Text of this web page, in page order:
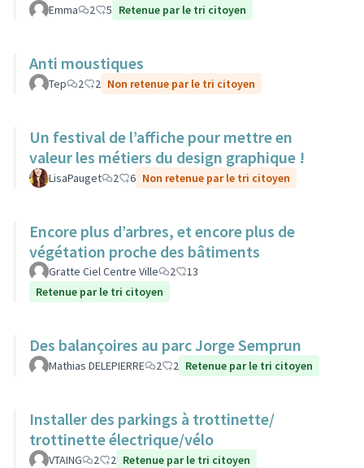
Emma 2 5 Retenue par le tri citoyen
Anti moustiques
Tep 2 2 Non retenue par le tri citoyen
Un festival de l’affiche pour mettre en
valeur les métiers du design graphique !
LisaPauget 2 6 Non retenue par le tri citoyen
Encore plus d’arbres, et encore plus de
végétation proche des bâtiments
Gratte Ciel Centre Ville 2
13
Retenue par le tri citoyen
Des balançoires au parc Jorge Semprun
Mathias DELEPIERRE 2 2 Retenue par le tri citoyen
Installer des parkings à trottinette/
trottinette électrique/vélo
VTAING 2 2 Retenue par le tri citoyen